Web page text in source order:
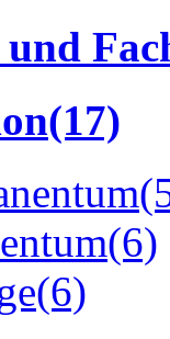
und
(17)
(6)
(6)